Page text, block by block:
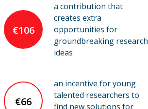
€106
a contribution that
creates extra
opportunities for
groundbreaking research
ideas
€66
an incentive for young
talented researchers to
find new solutions for